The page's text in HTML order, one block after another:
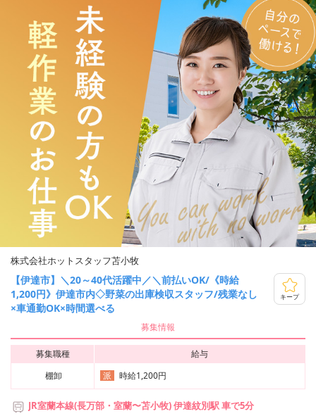
株式会社ホットスタッフ苫小牧
【伊達市】＼20～40代活躍中／＼前払いOK/《時給
1,200円》伊達市内◇野菜の出庫検収スタッフ/残業なし
×車通勤OK×時間選べる
キープ
募集情報
募集職種
給与
棚卸
派 時給1,200円
JR室蘭本線(長万部・室蘭〜苫小牧) 伊達紋別駅 車で5分